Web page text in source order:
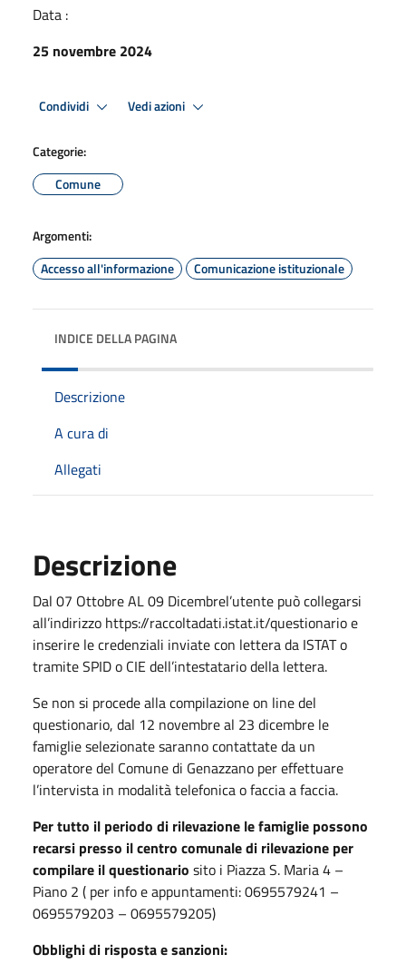
Data :
25 novembre 2024
Condividi Vedi azioni
Categorie:
Comune
Argomenti:
Accesso all'informazione
Comunicazione istituzionale
INDICE DELLA PAGINA
Descrizione
A cura di
Allegati
Descrizione
Dal 07 Ottobre AL 09 Dicembrel’utente può collegarsi
all’indirizzo https://raccoltadati.istat.it/questionario e
inserire le credenziali inviate con lettera da ISTAT o
tramite SPID o CIE dell’intestatario della lettera.
Se non si procede alla compilazione on line del
questionario, dal 12 novembre al 23 dicembre le
famiglie selezionate saranno contattate da un
operatore del Comune di Genazzano per effettuare
l’intervista in modalità telefonica o faccia a faccia.
Per tutto il periodo di rilevazione le famiglie possono
recarsi presso il centro comunale di rilevazione per
compilare il questionario sito i Piazza S. Maria 4 –
Piano 2 ( per info e appuntamenti: 0695579241 –
0695579203 – 0695579205)
Obblighi di risposta e sanzioni: